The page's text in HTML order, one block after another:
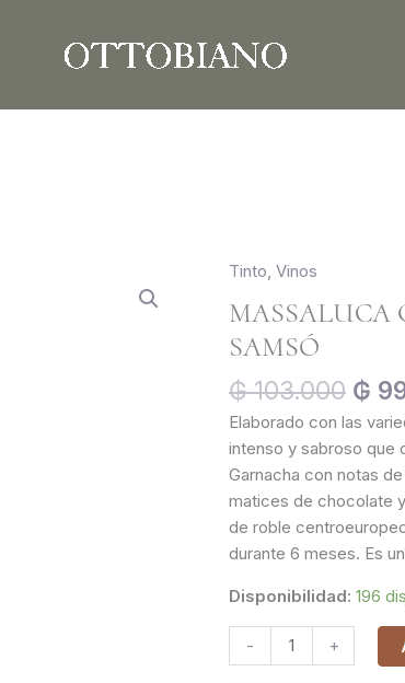
Tinto, Vinos
MASSALUCA
SAMSÓ
₲103.000 ₲
₲
Elaborado con las
intenso y sabroso que
Garnacha con notas
matices de chocolate
de roble
durante 6 meses. Es
Disponibilidad: 196
-
Massaluca
Garnacha
Negra
&
Samsó
cantidad
+